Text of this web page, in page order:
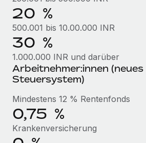
Niederlassungen
Mobilität und Relocation
Mühelose Relocation von
Benefits
Mühelose Verwaltung von Benefits
Management und Payroll
Reverse Tech auf einen Blick Das
Wellness-Startup Reverse Tech hat das
Mehr erfahren
Den Blog erkunden
BLOG
Neues zu Remote-Produkten:
Gusto und Zero und
Auch im neuen Jahr wollen wir bei
aller Größen dabei unterstützen, die
Mehr erfahren
20 %
500.001 bis 10.00.000 INR
30 %
1.000.000 INR und darüber
Arbeitnehmer:innen (neues
Steuersystem)
Mindestens 12 % Rentenfonds
0,75 %
Krankenversicherung